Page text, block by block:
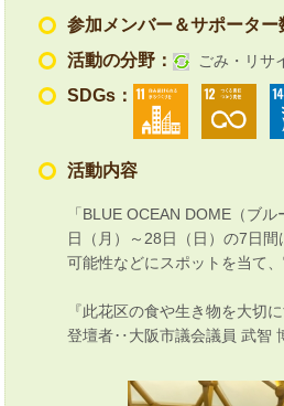
参加メンバー＆サポーター
活動の分野： ごみ・リサ
SDGs：
活動内容
「BLUE OCEAN DOME（ブ
日（月）～28日（日）の7日
可能性などにスポットを当て
『此花区の食や生き物を大切
登壇者‥大阪市議会議員 武智